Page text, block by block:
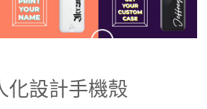
化設計手機殼